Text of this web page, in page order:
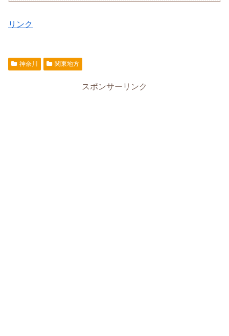
リンク
神奈川 関東地方
スポンサーリンク